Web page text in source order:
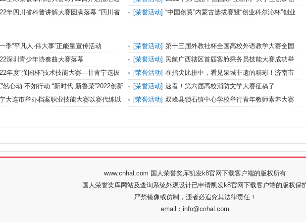
业大赛
年四川省科普讲解大赛圆满落幕 “四川省
[荣誉活动] “中国创翼”内蒙古选拔赛暨“创业科尔沁杯”创业
季“平凡人·伟大事”正能量宣传活动 [荣誉活动] 第十三届外教社杯全国高校外语教学大赛全国
决赛、总决赛结果揭晓
深圳青少年协奏曲大赛落幕 [荣誉活动] 民航广西辖区首届客舱乘务员技能大赛成功举
行
年度“强国杯”技术技能大赛—甘青宁选拔
[荣誉活动] 在指尖比拼中，看见泉城非遗的精彩！济南市
非物质文化遗产手工技
”然心动 不如行动 “新时代 新鲁菜”2022创新
[荣誉活动] 速看！第六届高校消防文学大赛征稿了
大连市举办档案职业技能大赛以赛代练以
[荣誉活动] 双峰县锁石镇中心学校举行青年教师素养大赛
www.cnhal.com 国人荣誉奖库凯发k8官网下载客户端的版权所有
国人荣誉奖库网站及查询系统外观设计已申请凯发k8官网下载客户端的版权保
严禁镜像或仿制，违者必追究其法律责任！
email： info@cnhal.com